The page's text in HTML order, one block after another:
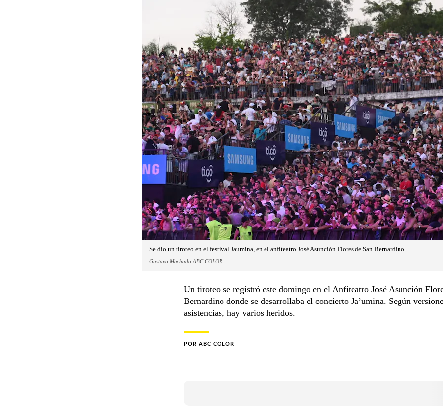
Se dio un tiroteo en el festival Jaumina, en el anfiteatro José Asunción Flores de San Bernardino.
Gustavo Machado ABC COLOR
Un tiroteo se registró este domingo en el Anfiteatro José Asunción
Bernardino donde se desarrollaba el concierto Ja’umina. Según
asistencias, hay varios heridos.
POR ABC COLOR